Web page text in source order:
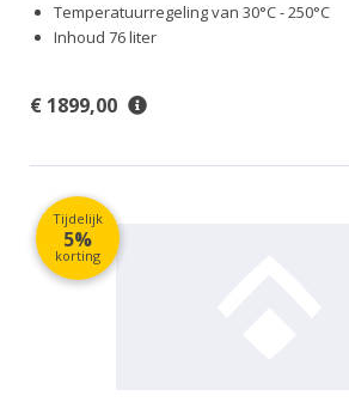
Temperatuurregeling van 30°C - 250°C
Inhoud 76 liter
€ 1899,00
Tijdelijk
5%
korting